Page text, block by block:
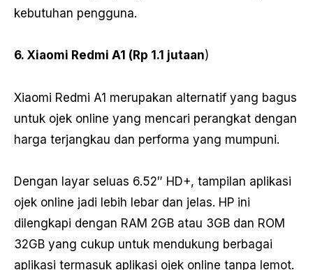
kebutuhan pengguna.
6. Xiaomi Redmi A1 (Rp 1.1 jutaan)
Xiaomi Redmi A1 merupakan alternatif yang bagus
untuk ojek online yang mencari perangkat dengan
harga terjangkau dan performa yang mumpuni.
Dengan layar seluas 6.52″ HD+, tampilan aplikasi
ojek online jadi lebih lebar dan jelas. HP ini
dilengkapi dengan RAM 2GB atau 3GB dan ROM
32GB yang cukup untuk mendukung berbagai
aplikasi termasuk aplikasi ojek online tanpa lemot.